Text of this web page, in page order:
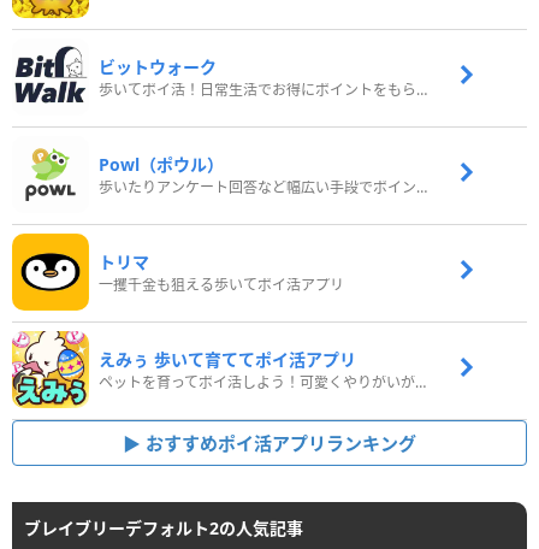
ビットウォーク
歩いてポイ活！日常生活でお得にポイントをもらおう
Powl（ポウル）
歩いたりアンケート回答など幅広い手段でポイントをゲット
トリマ
一攫千金も狙える歩いてポイ活アプリ
えみぅ 歩いて育ててポイ活アプリ
ペットを育ってポイ活しよう！可愛くやりがいがある新感覚アプリ
おすすめポイ活アプリランキング
ブレイブリーデフォルト2の人気記事